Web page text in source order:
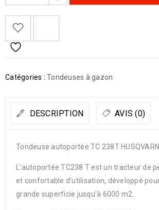
Catégories : Tondeuses à gazon
DESCRIPTION AVIS (0)
Tondeuse autoportée TC 238T
L’autoportée TC238 T est un tracteur de
et confortable d’utilisation, développé
grande superficie jusqu’à 6000 m2.